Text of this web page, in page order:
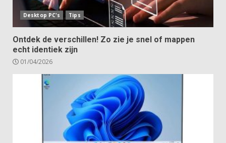
Desktop PC's Tips
Ontdek de verschillen! Zo zie je snel of mappen
echt identiek zijn
01/04/2026